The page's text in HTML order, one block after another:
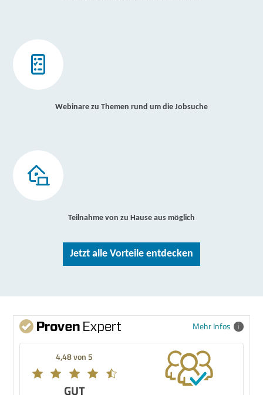
Webinare zu Themen rund um die Jobsuche
Teilnahme von zu Hause aus möglich
Jetzt alle Vorteile entdecken
Mehr Infos
4,48 von 5
GUT